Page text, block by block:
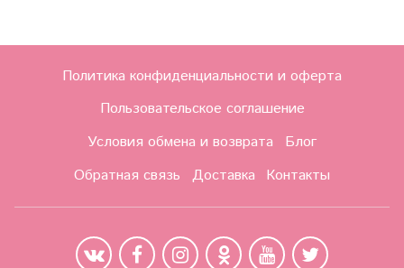
Политика конфиденциальности и оферта
Пользовательское соглашение
Условия обмена и возврата
Блог
Обратная связь
Доставка Контакты